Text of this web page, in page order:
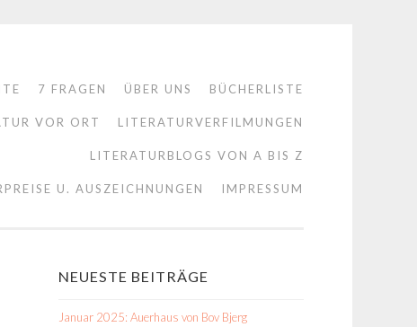
7 FRAGEN ÜBER UNS BÜCHERLISTE
VOR ORT LITERATURVERFILMUNGEN
LITERATURBLOGS VON A BIS Z
U. AUSZEICHNUNGEN IMPRESSUM
NEUESTE BEITRÄGE
Januar 2025: Auerhaus von Bov Bjerg